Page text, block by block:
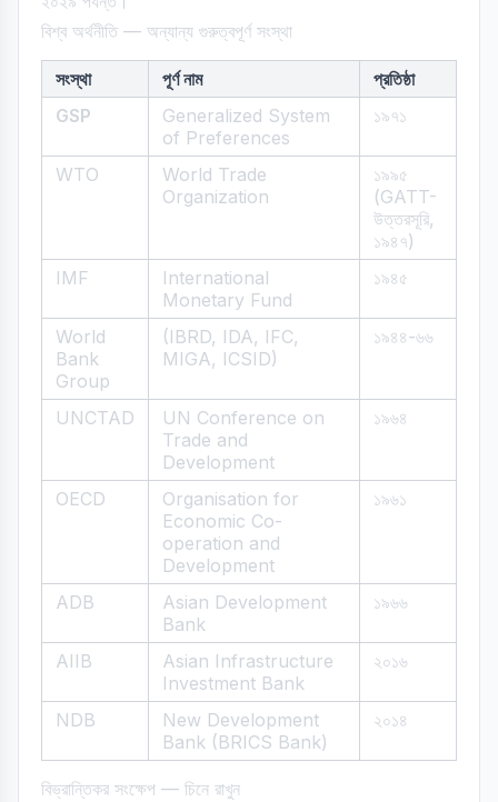
বিশ্ব অর্থনীতি — অন্যান্য গুরুত্বপূর্ণ সংস্থা
সংস্থা পূর্ণ নাম
প্রতিষ্ঠা
GSP
Generalized System
of Preferences
১৯৭১
WTO
World Trade
Organization
১৯৯৫
(GATT-
উত্তরসূরি,
১৯৪৭)
IMF
International
Monetary Fund
১৯৪৫
World
Bank
Group
(IBRD, IDA, IFC,
MIGA, ICSID)
১৯৪৪-৬৬
UNCTAD
UN Conference on
Trade and
Development
১৯৬৪
OECD
Organisation for
Economic Co-
operation and
Development
১৯৬১
ADB
Asian Development
Bank
১৯৬৬
AIIB
Asian Infrastructure
Investment Bank
২০১৬
NDB
New Development
Bank (BRICS Bank)
২০১৪
বিভ্রান্তিকর সংক্ষেপ — চিনে রাখুন